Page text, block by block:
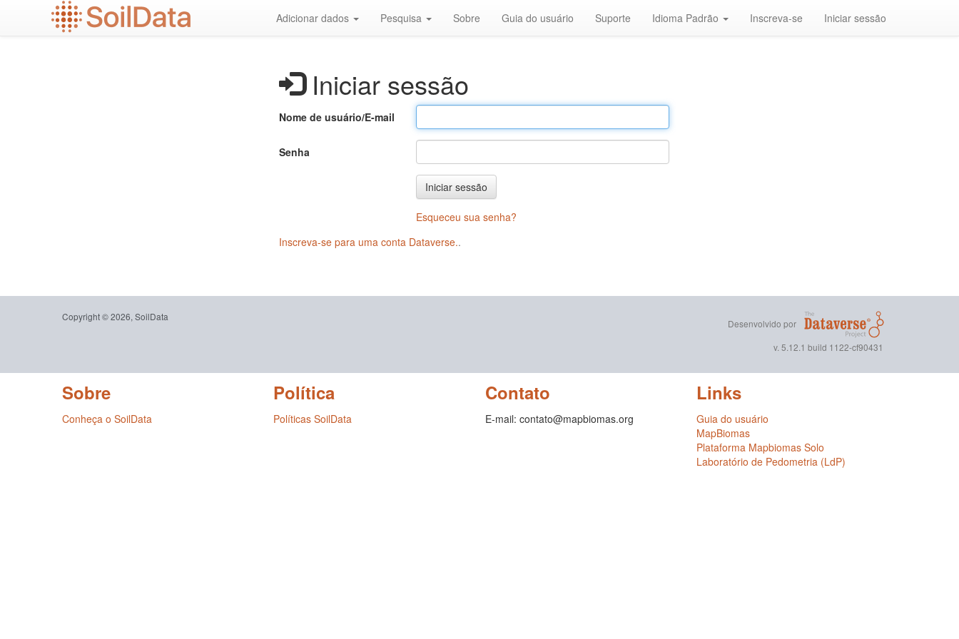
Adicionar dados Pesquisa Sobre Guia do usuário Suporte Idioma Padrão Inscreva-se Iniciar sessão
Iniciar sessão
Nome de usuário/E-mail
Senha
Iniciar sessão
Esqueceu sua senha?
Inscreva-se para uma conta Dataverse..
Copyright © 2026, SoilData
Desenvolvido por
v. 5.12.1 build 1122-cf90431
Sobre
Conheça o SoilData
Política
Políticas SoilData
Contato
E-mail: contato@mapbiomas.org
Links
Guia do usuário
MapBiomas
Plataforma Mapbiomas Solo
Laboratório de Pedometria (LdP)